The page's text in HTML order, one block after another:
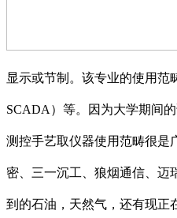
显示或节制。该专业的使用范
SCADA）等。因为大学期间
测控手艺取仪器使用范畴很是
密、三一沉工、狼烟通信、迈
到的石油，天然气，还有现正